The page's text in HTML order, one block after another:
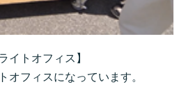
イトオフィス】
オフィスになっています。